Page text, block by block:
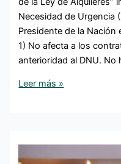
Necesidad de Urgencia
Presidente de la Nación
1) No afecta a los
anterioridad al DNU. No
Leer más »